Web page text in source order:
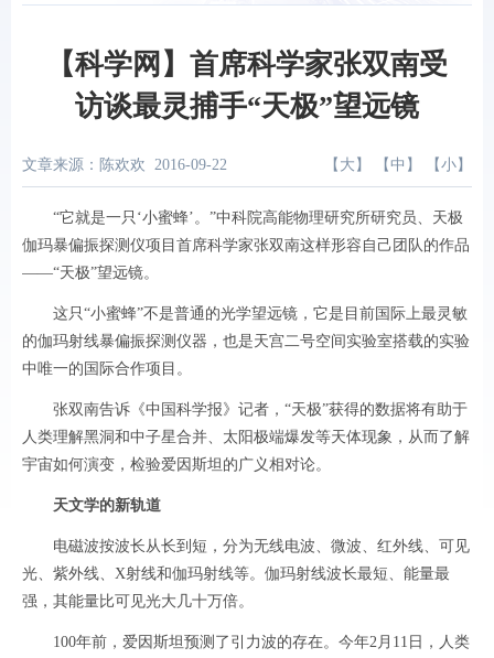
【科学网】首席科学家张双南受
访谈最灵捕手“天极”望远镜
文章来源：陈欢欢 2016-09-22 【 大 】 【 中 】 【 小 】
“它就是一只‘小蜜蜂’。”中科院高能物理研究所研究员、天极
伽玛暴偏振探测仪项目首席科学家张双南这样形容自己团队的作品
——“天极”望远镜。
这只“小蜜蜂”不是普通的光学望远镜，它是目前国际上最灵敏
的伽玛射线暴偏振探测仪器，也是天宫二号空间实验室搭载的实验
中唯一的国际合作项目。
张双南告诉《中国科学报》记者，“天极”获得的数据将有助于
人类理解黑洞和中子星合并、太阳极端爆发等天体现象，从而了解
宇宙如何演变，检验爱因斯坦的广义相对论。
天文学的新轨道
电磁波按波长从长到短，分为无线电波、微波、红外线、可见
光、紫外线、X射线和伽玛射线等。伽玛射线波长最短、能量最
强，其能量比可见光大几十万倍。
100年前，爱因斯坦预测了引力波的存在。今年2月11日，人类